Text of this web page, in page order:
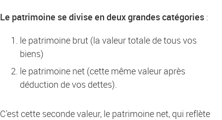
Le patrimoine se divise en deux grandes catégories :
le patrimoine brut (la valeur totale de tous vos
biens)
le patrimoine net (cette même valeur après
déduction de vos dettes).
C'est cette seconde valeur, le patrimoine net, qui reflète